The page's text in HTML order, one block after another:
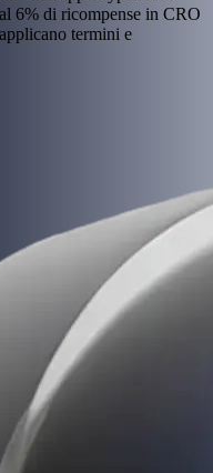
6% di ricompense in CRO
termini e